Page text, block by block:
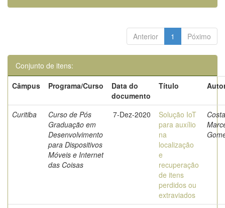
Anterior 1 Póximo
Conjunto de itens:
Câmpus
Programa/Curso
Data do
documento
Título
Curitiba
Curso de Pós
Graduação em
Desenvolvimento
para Dispositivos
Móveis e Internet
das Coisas
7-Dez-2020
Solução IoT
para auxílio
na
localização
e
recuperação
de itens
perdidos ou
extraviados